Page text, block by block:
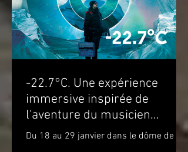
-22.7°C. Une expérience
immersive inspirée de
l'aventure du musicien
Molécule dans le cercle
Du 18 au 29 janvier dans le dôme de la